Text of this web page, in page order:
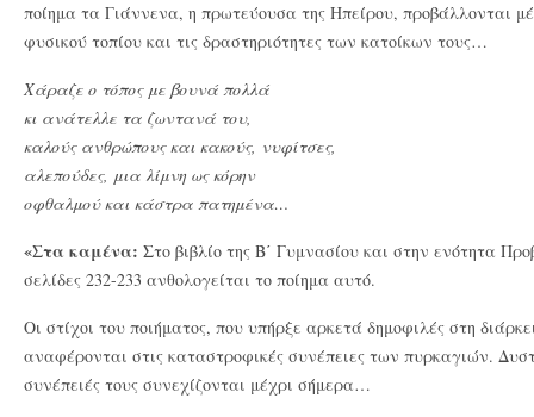
ποίημα τα Γιάννενα, η πρωτεύουσα της Ηπείρου, προβάλλονται
φυσικού τοπίου και τις δραστηριότητες των κατοίκων τους…
Χάραζε ο τόπος με βουνά πολλά
κι ανάτελλε τα ζωντανά του,
καλούς ανθρώπους και κακούς, νυφίτσες,
αλεπούδες, μια λίμνη ως κόρην
οφθαλμού και κάστρα πατημένα…
«Στα καμένα: Στο βιβλίο της Β΄ Γυμνασίου και στην ενότητα
σελίδες 232-233 ανθολογείται το ποίημα αυτό.
Οι στίχοι του ποιήματος, που υπήρξε αρκετά δημοφιλές στη
αναφέρονται στις καταστροφικές συνέπειες των πυρκαγιών.
συνέπειές τους συνεχίζονται μέχρι σήμερα…